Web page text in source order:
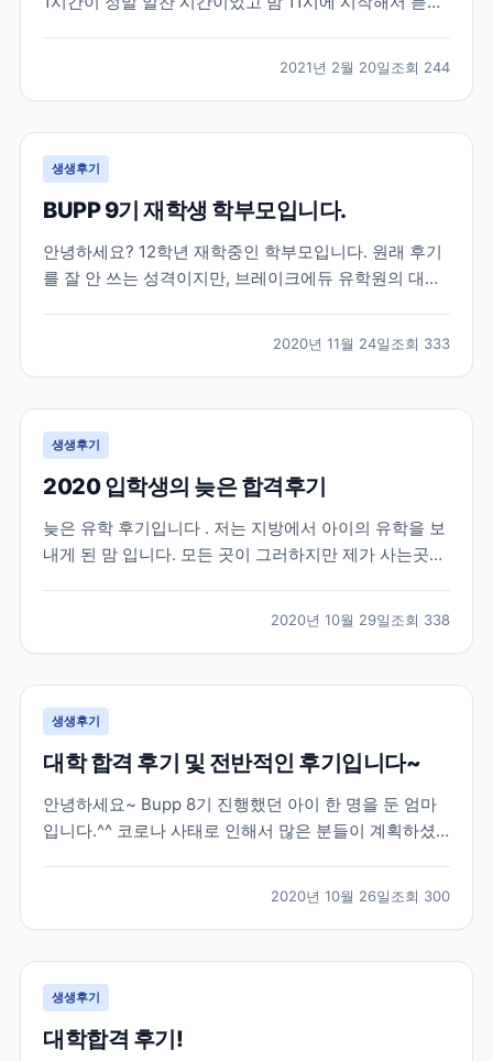
가지지 않았다가 미리 준비를 못해 나중에 후회를 했을
뻔한 엄청 중요한 이야기들을 해주셨고 그 이야기들도
딱...
2021년 2월 20일조회 244
생생후기
BUPP 9기 재학생 학부모입니다.
안녕하세요? 12학년 재학중인 학부모입니다. 원래 후기
를 잘 안 쓰는 성격이지만, 브레이크에듀 유학원의 대학
몇자 적어 봅니다. 조기유학으로는 늦은 고1 봄, 강남 모
유학원의 권유로 토론토의 대형사립고등학교로 갔으
나,...
2020년 11월 24일조회 333
생생후기
2020 입학생의 늦은 합격후기
늦은 유학 후기입니다 . 저는 지방에서 아이의 유학을 보
내게 된 맘 입니다. 모든 곳이 그러하지만 제가 사는곳은
아보게 되었습니다 . 인터넷으로 “ 유학원 ” 을 검색해서
2-3 군데 전화를 했는데 대부분 바...
2020년 10월 29일조회 338
생생후기
대학 합격 후기 및 전반적인 후기입니다~
안녕하세요~ Bupp 8기 진행했던 아이 한 명을 둔 엄마
입니다.^^ 코로나 사태로 인해서 많은 분들이 계획하셨
이 될까 해서 늦게나마 작성해봅니다.*^^* 저희 아이는
한국에서 고3 수능까지 응시한 후 재수를 결정했던...
2020년 10월 26일조회 300
생생후기
대학합격 후기!